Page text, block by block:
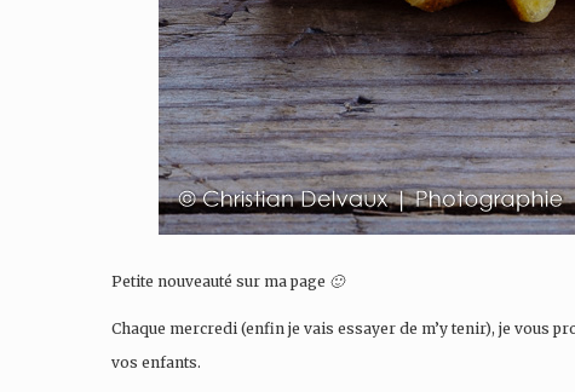
Petite nouveauté sur ma page 🙂
Chaque mercredi (enfin je vais essayer de m’y tenir), je vous
vos enfants.